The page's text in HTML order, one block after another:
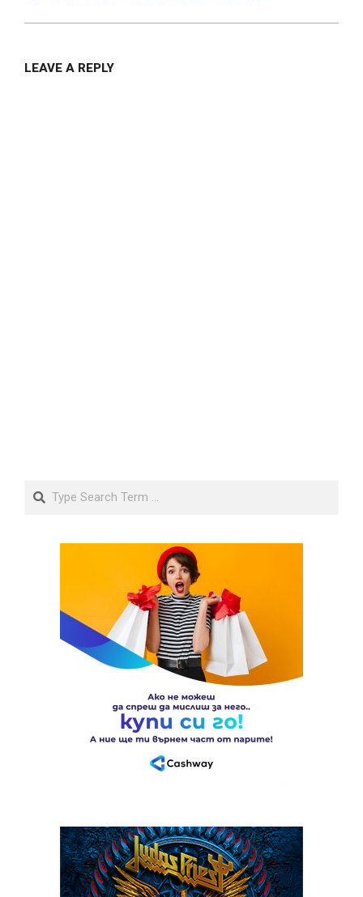
LEAVE A REPLY
Search